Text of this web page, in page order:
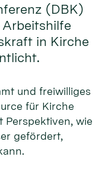
(DBK)
in Kirche
und freiwilliges
für Kirche
Perspektiven, wie
gefördert,